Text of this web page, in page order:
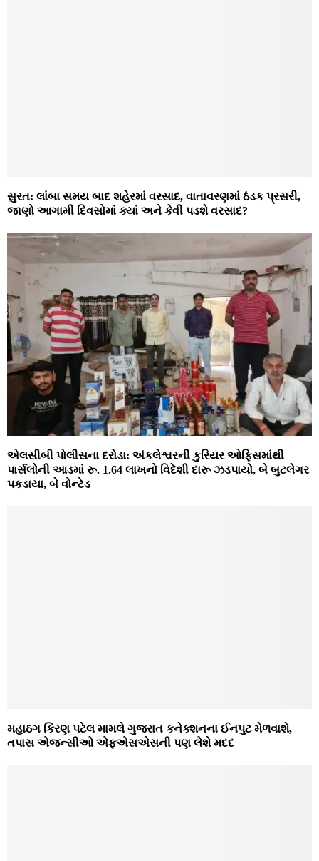
સુરત: લાંબા સમય બાદ શહેરમાં વરસાદ, વાતાવરણમાં ઠંડક પ્રસરી,
જાણો આગામી દિવસોમાં ક્યાં અને કેવી પડશે વરસાદ?
એલસીબી પોલીસના દરોડા: અંકલેશ્વરની કુરિયર ઓફિસમાંથી
પાર્સલોની આડમાં રૂ. 1.64 લાખનો વિદેશી દારૂ ઝડપાયો, બે બુટલેગર
પકડાયા, બે વોન્ટેડ
મહાઠગ કિરણ પટેલ મામલે ગુજરાત કનેક્શનના ઈનપુટ મેળવાશે,
તપાસ એજન્સીઓ એફએસએસની પણ લેશે મદદ